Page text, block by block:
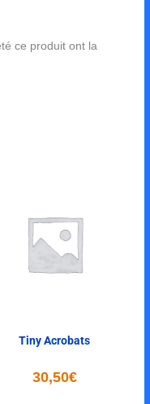
ce produit ont la
Tiny Acrobats
30,50€